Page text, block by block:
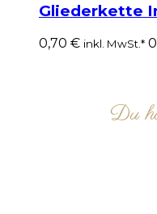
Gliederkette
0,70 € inkl. MwSt.*
Du